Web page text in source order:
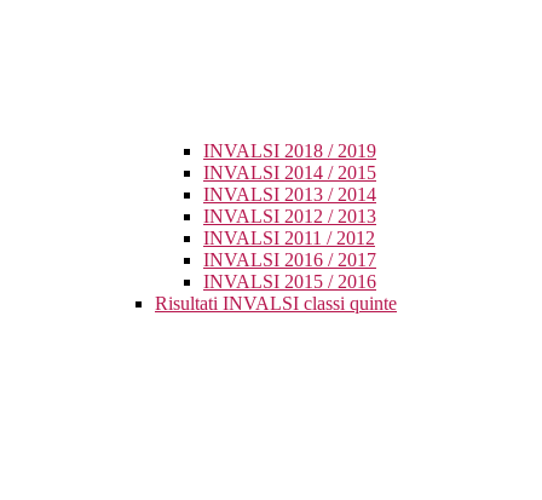
INVALSI 2018 / 2019
INVALSI 2014 / 2015
INVALSI 2013 / 2014
INVALSI 2012 / 2013
INVALSI 2011 / 2012
INVALSI 2016 / 2017
INVALSI 2015 / 2016
Risultati INVALSI classi quinte